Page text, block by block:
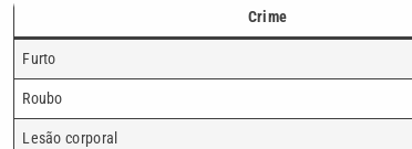
Crime
Furto
Roubo
Lesão corporal